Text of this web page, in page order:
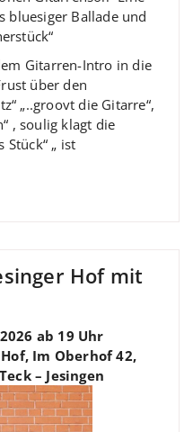
bluesiger Ballade und
Gitarren-Intro in die
über den
„..groovt die Gitarre“,
, soulig klagt die
Stück“ „ ist
Hof mit
ab 19 Uhr
Im Oberhof 42,
– Jesingen